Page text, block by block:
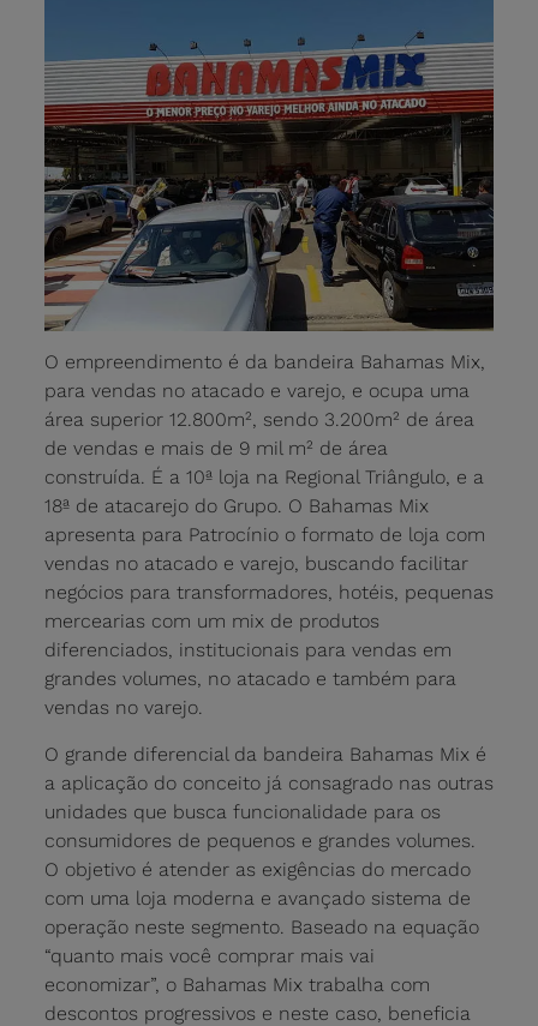
O empreendimento é da bandeira Bahamas Mix,
para vendas no atacado e varejo, e ocupa uma
área superior 12.800m², sendo 3.200m² de área
de vendas e mais de 9 mil m² de área
construída. É a 10ª loja na Regional Triângulo, e a
18ª de atacarejo do Grupo. O Bahamas Mix
apresenta para Patrocínio o formato de loja com
vendas no atacado e varejo, buscando facilitar
negócios para transformadores, hotéis, pequenas
mercearias com um mix de produtos
diferenciados, institucionais para vendas em
grandes volumes, no atacado e também para
vendas no varejo.
O grande diferencial da bandeira Bahamas Mix é
a aplicação do conceito já consagrado nas outras
unidades que busca funcionalidade para os
consumidores de pequenos e grandes volumes.
O objetivo é atender as exigências do mercado
com uma loja moderna e avançado sistema de
operação neste segmento. Baseado na equação
“quanto mais você comprar mais vai
economizar”, o Bahamas Mix trabalha com
descontos progressivos e neste caso, beneficia